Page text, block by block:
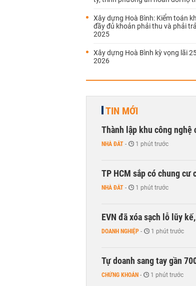
Xây dựng Hoà Bình: Kiểm toán
đầy đủ khoản phải thu và phải
2025
Xây dựng Hoà Bình kỳ vọng lãi
2026
TIN MỚI
Thành lập khu công nghệ
NHÀ ĐẤT - 1 phút trước
TP HCM sắp có chung cư
NHÀ ĐẤT - 1 phút trước
EVN đã xóa sạch lỗ lũy
DOANH NGHIỆP - 1 phút trước
Tự doanh sang tay gần
CHỨNG KHOÁN - 1 phút trước